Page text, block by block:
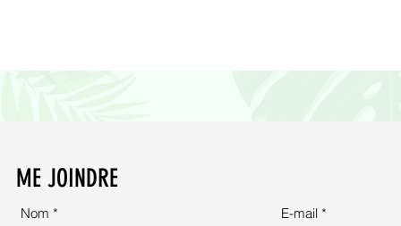
ME JOINDRE